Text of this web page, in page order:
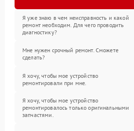
Я уже знаю в чем неисправность и какой
ремонт необходим. Для чего проводить
диагностику?
Мне нужен срочный ремонт. Сможете
сделать?
Я хочу, чтобы мое устройство
ремонтировали при мне.
Я хочу, чтобы мое устройство
ремонтировалось только оригинальными
запчастями.